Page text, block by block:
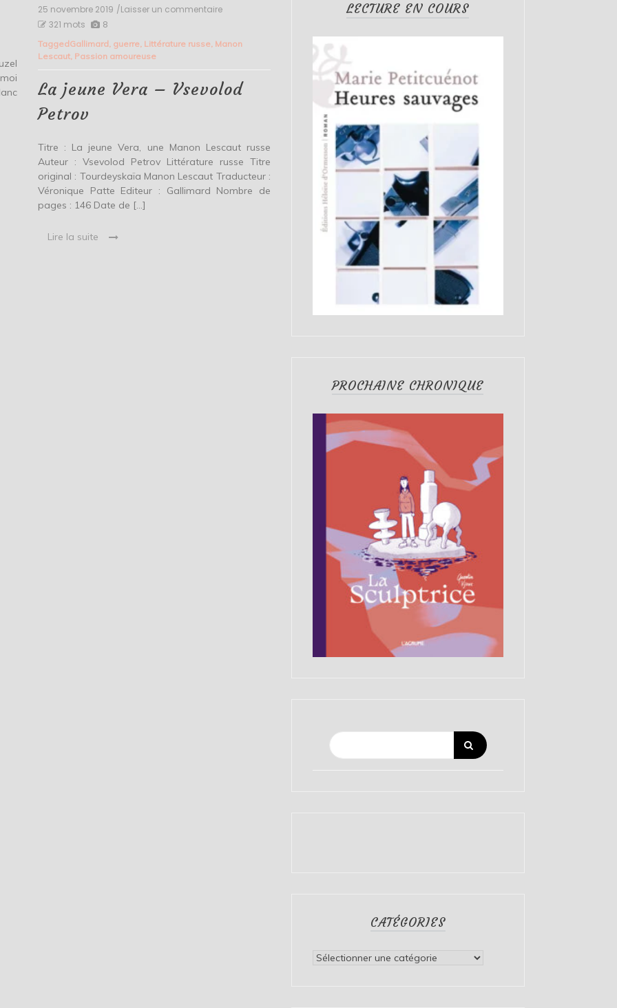
25 novembre 2019 /Laisser un commentaireon
Vera
Petrov
321 mots 8
TaggedGallimard, guerre, Littérature russe, Manon
Lescaut, Passion amoureuse
La jeune Vera – Vsevolod
Petrov
Titre : La jeune Vera, une Manon Lescaut russe
Auteur : Vsevolod Petrov Littérature russe Titre
original : Tourdeyskaïa Manon Lescaut Traducteur :
Véronique Patte Editeur : Gallimard Nombre de
pages : 146 Date de […]
Lire la suite
LECTURE EN COURS
PROCHAINE CHRONIQUE
CATÉGORIES
Catégories